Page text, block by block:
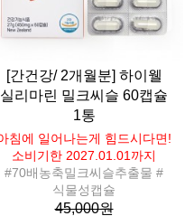
[간건강/ 2개월분] 하이웰
실리마린 밀크씨슬 60캡슐
1통
침에 일어나는게 힘드시다면!
소비기한 2027.01.01까지
#70배농축밀크씨슬추출물 #
식물성캡슐
45,000원